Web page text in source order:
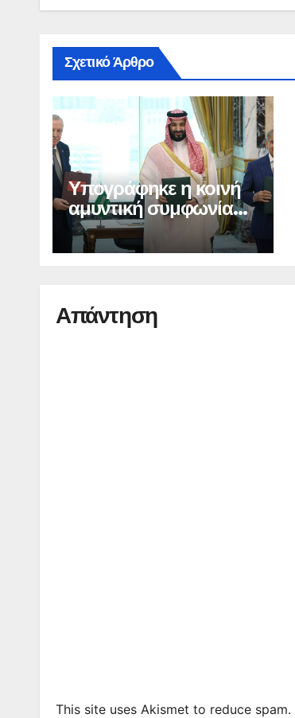
Σχετικό Άρθρο
Υπογράφηκε η κοινή
αμυντική συμφωνία
της Μέκκας
Απάντηση
This site uses Akismet to reduce spam.